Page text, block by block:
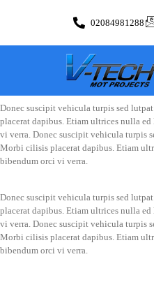
02084981288
Donec suscipit vehicula turpis sed
placerat dapibus. Etiam ultrices nulla
vi verra. Donec suscipit vehicula turpis
Morbi cilisis placerat dapibus. Etiam
bibendum orci vi verra.
Donec suscipit vehicula turpis sed
placerat dapibus. Etiam ultrices nulla
vi verra. Donec suscipit vehicula turpis
Morbi cilisis placerat dapibus. Etiam
bibendum orci vi verra.